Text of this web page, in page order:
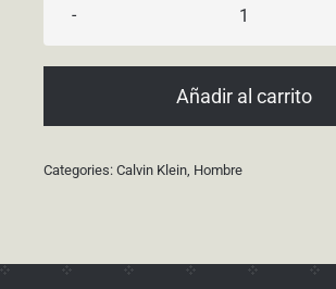
Contradiction
cantidad
Añadir al carrito
Categories:Calvin Klein Hombre